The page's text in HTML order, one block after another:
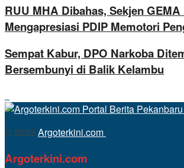
RUU MHA Dibahas, Sekjen
Mengapresiasi PDIP Memotori
Sempat Kabur, DPO Narkoba
Bersembunyi di Balik Kelambu
© 2022 Argoterkini.com .
Argoterkini.com